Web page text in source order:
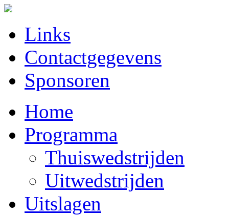
Links
Contactgegevens
Sponsoren
Home
Programma
Thuiswedstrijden
Uitwedstrijden
Uitslagen